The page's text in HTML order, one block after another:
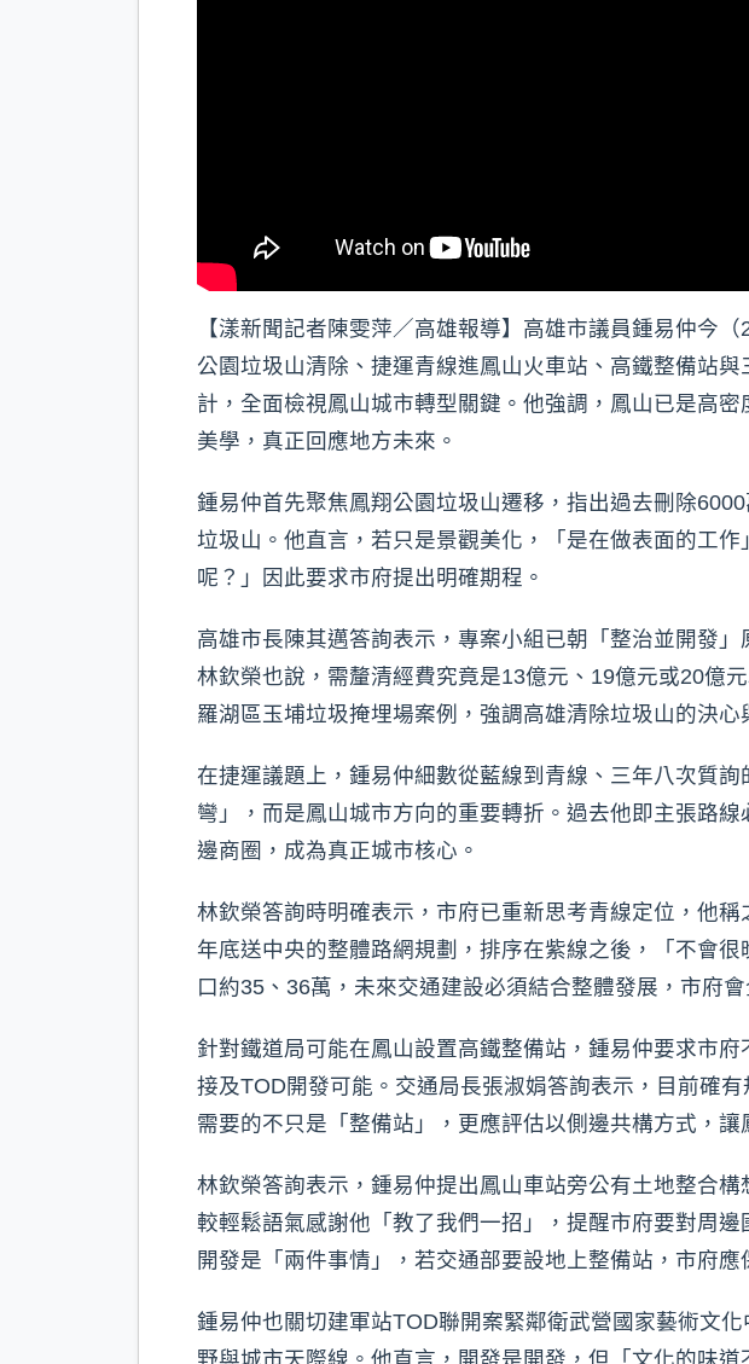
【漾新聞記者陳雯萍／高雄報導】高雄市議員鍾易仲今
公園垃圾山清除、捷運青線進鳳山火車站、高鐵整備站
計，全面檢視鳳山城市轉型關鍵。他強調，鳳山已是高
美學，真正回應地方未來。
鍾易仲首先聚焦鳳翔公園垃圾山遷移，指出過去刪除
垃圾山。他直言，若只是景觀美化，「是在做表面的工
呢？」因此要求市府提出明確期程。
高雄市長陳其邁答詢表示，專案小組已朝「整治並開發
林欽榮也說，需釐清經費究竟是13億元、19億元或20億
羅湖區玉埔垃圾掩埋場案例，強調高雄清除垃圾山的決心
在捷運議題上，鍾易仲細數從藍線到青線、三年八次質
彎」，而是鳳山城市方向的重要轉折。過去他即主張路
邊商圈，成為真正城市核心。
林欽榮答詢時明確表示，市府已重新思考青線定位，他
年底送中央的整體路網規劃，排序在紫線之後，「不會
口約35、36萬，未來交通建設必須結合整體發展，市府
針對鐵道局可能在鳳山設置高鐵整備站，鍾易仲要求市
接及TOD開發可能。交通局長張淑娟答詢表示，目前確
需要的不只是「整備站」，更應評估以側邊共構方式，讓
林欽榮答詢表示，鍾易仲提出鳳山車站旁公有土地整合
較輕鬆語氣感謝他「教了我們一招」，提醒市府要對周
開發是「兩件事情」，若交通部要設地上整備站，市府
鍾易仲也關切建軍站TOD聯開案緊鄰衛武營國家藝術文
野與城市天際線。他直言，開發是開發，但「文化的味